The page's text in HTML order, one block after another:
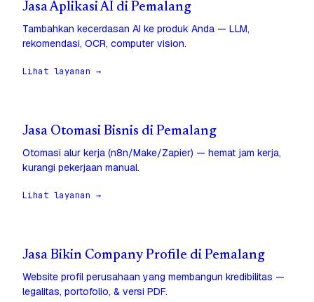
Jasa Aplikasi AI di Pemalang
Tambahkan kecerdasan AI ke produk Anda — LLM,
rekomendasi, OCR, computer vision.
Lihat layanan →
Jasa Otomasi Bisnis di Pemalang
Otomasi alur kerja (n8n/Make/Zapier) — hemat jam kerja,
kurangi pekerjaan manual.
Lihat layanan →
Jasa Bikin Company Profile di Pemalang
Website profil perusahaan yang membangun kredibilitas —
legalitas, portofolio, & versi PDF.